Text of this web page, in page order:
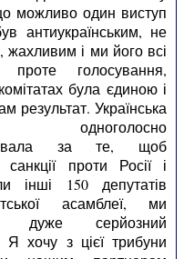
можливо один виступ
антиукраїнським, не
жахливим і ми його всі
проте голосування,
була єдиною і
результат. Українська
одноголосно
за те, щоб
санкції проти Росії і
інші 150 депутатів
асамблеї, ми
дуже серйозний
Я хочу з цієї трибуни